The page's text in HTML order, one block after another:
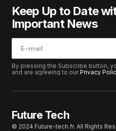
Keep Up to Date
Important News
By pressing the Subscribe button,
and are agreeing to ourPrivacy
Future Tech
© 2024 Future-tech.fr. All Rights